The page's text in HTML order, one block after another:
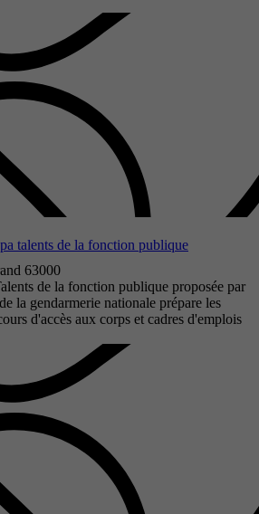
talents de la fonction publique
63000
de la fonction publique proposée par
la gendarmerie nationale prépare les
d'accès aux corps et cadres d'emplois